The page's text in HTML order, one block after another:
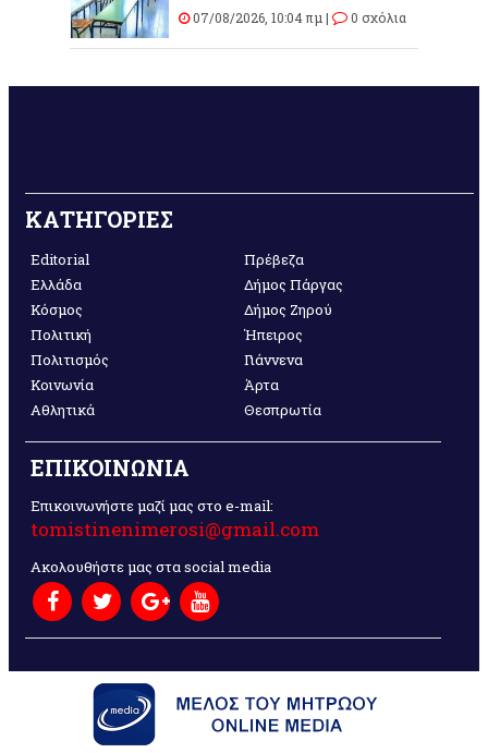
07/08/2026, 10:04 πμ | 0 σχόλια
ΚΑΤΗΓΟΡΙΕΣ
Editorial
Ελλάδα
Κόσμος
Πολιτική
Πολιτισμός
Κοινωνία
Αθλητικά
Πρέβεζα
Δήμος Πάργας
Δήμος Ζηρού
Ήπειρος
Γιάννενα
Άρτα
Θεσπρωτία
ΕΠΙΚΟΙΝΩΝΙΑ
Επικοινωνήστε μαζί μας στο e-mail:
tomistinenimerosi@gmail.com
Ακολουθήστε μας στα social media